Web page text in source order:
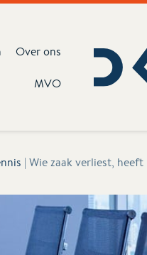
Over ons
MVO
| Wie zaak verliest,